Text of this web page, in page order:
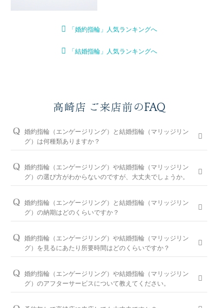
「婚約指輪」人気ランキングへ
「結婚指輪」人気ランキングへ
高崎店 ご来店前のFAQ
婚約指輪（エンゲージリング）と結婚指輪（マリッジリン
グ）は何種類ありますか？
のデザインや、シンプルからゴージャスまで、豊富なラインナ
ップをご用意しております。オプションを組み合わせると数万
通りの中から、おふたりらしさを叶える婚約指輪と結婚指輪を
※ホームページで掲載しているのは一部の商品です。
結婚指輪の閲覧人気ランキングはこちら
婚約指輪（エンゲージリング）や結婚指輪（マリッジリン
グ）の選び方がわからないのですが、大丈夫でしょうか。
シェルジュが、普段のイメージやライフスタイル、ご予算等を
お伺いして、ダイヤモンドとデザインをご提案させていただき
ます。
お客様に寄り添い続けてきた銀座ダイヤモンドシライシだから
こそ、骨格×指輪診断で似合うと好きを同時に叶えるパーフェ
クトフィットカウンセリングもございます。銀座ダイヤモンド
ートさせていただきますのでご安心ください。
パーフェクトフィットカウンセリングは全店でお受けできます
婚約指輪（エンゲージリング）と結婚指輪（マリッジリン
グ）の納期はどのくらいですか？
ステムのため、ご注文いただいてから概ね1か月～2ヶ月程いた
だいております。婚約指輪をプロポーズの際に贈られる場合
は、予定日の2～3ヶ月程前、結婚指輪をご入籍や両家顔合わせ
に余裕を持ってご準備いただくと安心です。
お急ぎの場合はコンシェルジュにご相談ください。
婚約指輪（エンゲージリング）や結婚指輪（マリッジリン
グ）を見るにあたり所要時間はどのくらいですか？
案内が可能ですのでお気軽にお申し付けください。
ご来店予約はこちら
婚約指輪（エンゲージリング）や結婚指輪（マリッジリン
グ）のアフターサービスについて教えてください。